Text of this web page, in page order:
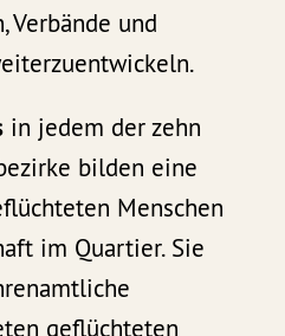
Verbände und
in jedem der zehn
bilden eine
Menschen
im Quartier. Sie
geflüchteten